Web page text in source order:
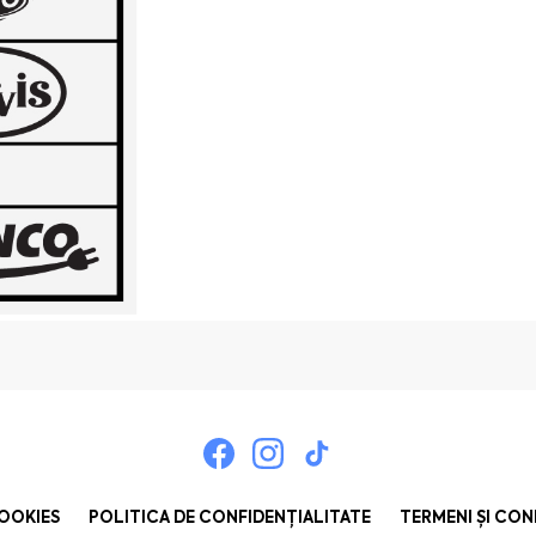
POLITICA DE CONFIDENȚIALITATE TERMENI ȘI